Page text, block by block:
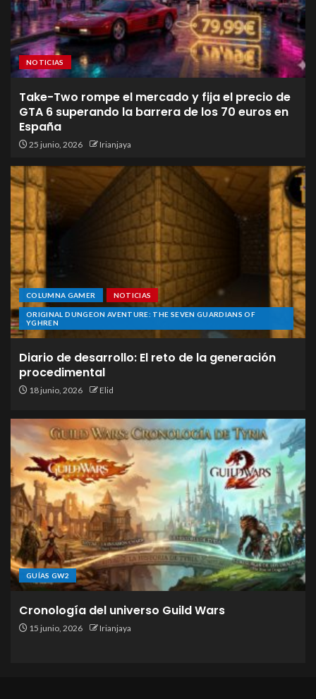
NOTICIAS
Take-Two rompe el mercado y fija el precio de
GTA 6 superando la barrera de los 70 euros en
España
25 junio, 2026 Irianjaya
COLUMNA GAMER NOTICIAS
ORIGINAL DUNGEON AVENTURE: THE SEVEN GUARDIANS OF
YGHREN
Diario de desarrollo: El reto de la generación
procedimental
18 junio, 2026 Elid
GUÍAS GW2
Cronología del universo Guild Wars
15 junio, 2026 Irianjaya